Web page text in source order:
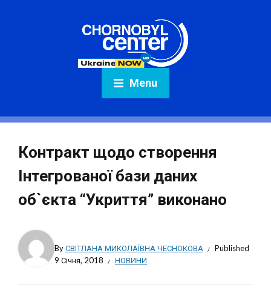
Menu
Контракт щодо створення
Інтегрованої бази даних
об`єкта “Укриття” виконано
ByСВІТЛАНА МИКОЛАЇВНА ЧЕСНОКОВА
Published
9 Січня, 2018
НОВИНИ